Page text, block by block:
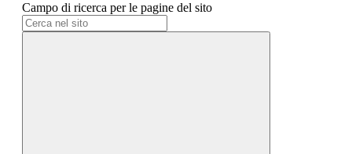
Campo di ricerca per le pagine del sito